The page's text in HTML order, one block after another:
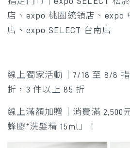
店、expo 桃園統領店、expo
店、expo SELECT 台南店
線上獨家活動｜7/18 至 8/8
折，3 件以上 85 折
線上滿額加贈｜消費滿 2,500
蜂膠⁺洗髮精 15ml」！